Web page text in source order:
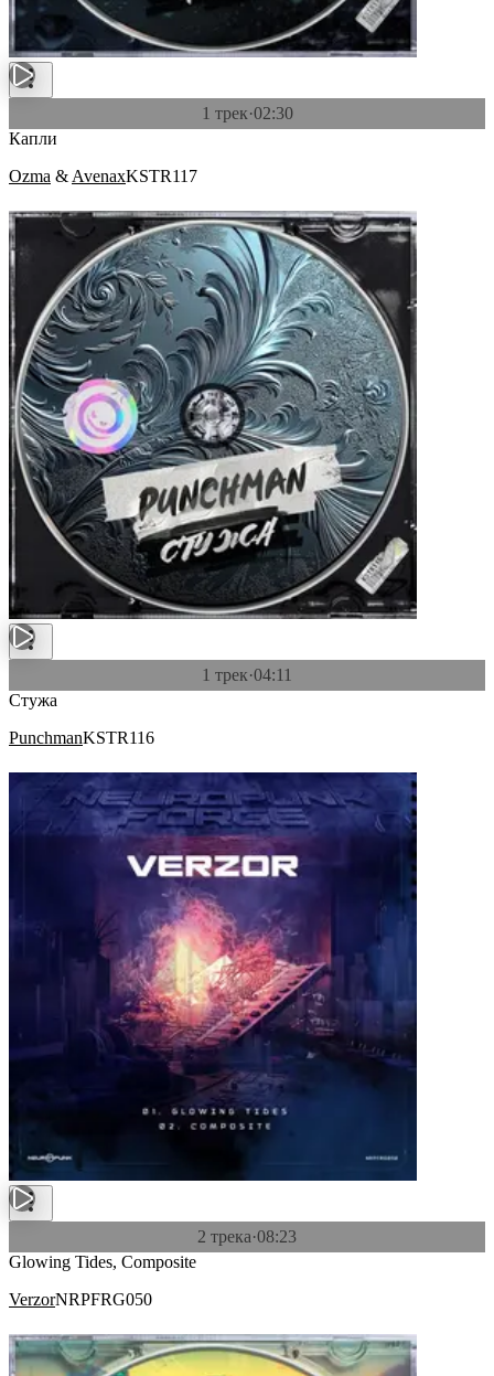
1 трек·02:30
Капли
Ozma & AvenaxKSTR117
1 трек·04:11
Стужа
PunchmanKSTR116
2 трека·08:23
Glowing Tides, Composite
VerzorNRPFRG050